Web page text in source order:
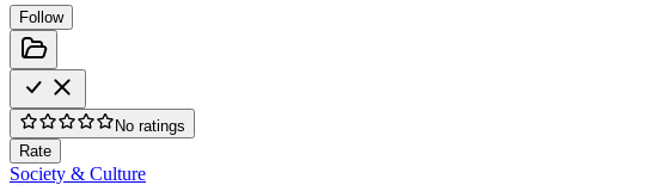
Follow
No ratings
Rate
Society & Culture